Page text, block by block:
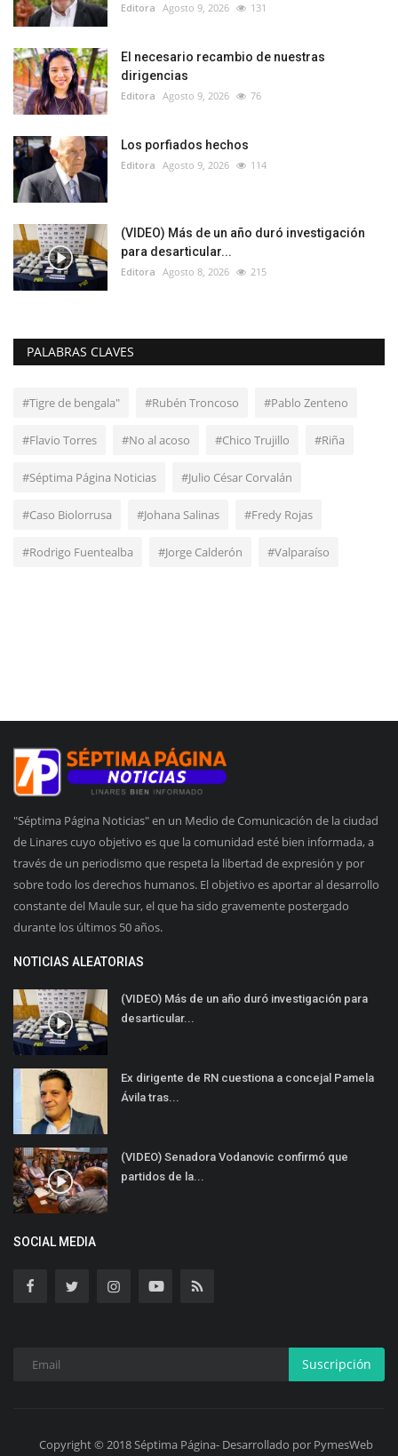
Editora Agosto 9, 2026 131
El necesario recambio de nuestras
dirigencias
Editora Agosto 9, 2026 76
Los porfiados hechos
Editora Agosto 9, 2026 114
(VIDEO) Más de un año duró investigación
para desarticular...
Editora Agosto 8, 2026 215
PALABRAS CLAVES
#Tigre de bengala" #Rubén Troncoso #Pablo Zenteno
#Flavio Torres #No al acoso #Chico Trujillo #Riña
#Séptima Página Noticias #Julio César Corvalán
#Caso Biolorrusa #Johana Salinas #Fredy Rojas
#Rodrigo Fuentealba #Jorge Calderón #Valparaíso
"Séptima Página Noticias" en un Medio de Comunicación de la ciudad
de Linares cuyo objetivo es que la comunidad esté bien informada, a
través de un periodismo que respeta la libertad de expresión y por
sobre todo los derechos humanos. El objetivo es aportar al desarrollo
constante del Maule sur, el que ha sido gravemente postergado
durante los últimos 50 años.
NOTICIAS ALEATORIAS
(VIDEO) Más de un año duró investigación para
desarticular...
Ex dirigente de RN cuestiona a concejal Pamela
Ávila tras...
(VIDEO) Senadora Vodanovic confirmó que
partidos de la...
SOCIAL MEDIA
Suscripción
Copyright © 2018 Séptima Página- Desarrollado por PymesWeb